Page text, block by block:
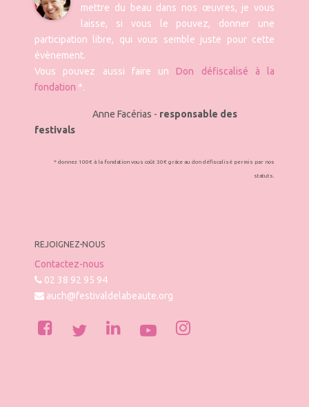
mettre du beau dans nos œuvres, je vous
laisse, si vous le pouvez, donner une
participation libre, qui vous semble juste pour cette
évènement.
Vous pouvez aussi faire unDon défiscalisé à la
fondation *.
Anne Facérias - responsable des
festivals
* donnez 100€ à la fondation vous coût 30€ grâce au don défiscalisé permis par nos
statuts.
REJOIGNEZ-NOUS
Contactez-nous
02 38 92 95 94
auch@festivaldelabeaute.org